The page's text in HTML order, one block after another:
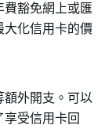
豁免網上或匯
大化信用卡的價
額外開支。可以
受信用卡回